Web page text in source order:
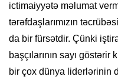
ictimaiyyətə məlumat
tərəfdaşlarımızın
da bir fürsətdir. Çünki
başçılarının sayı
bir çox dünya liderlərinin